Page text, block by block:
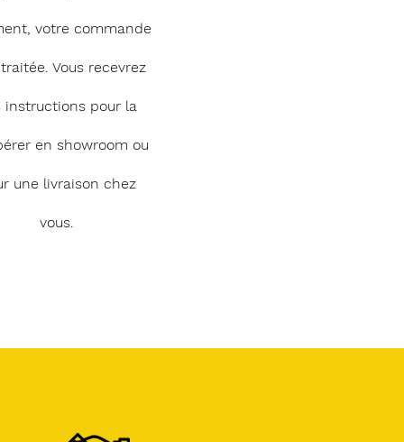
votre commande
Vous recevrez
instructions pour la
en showroom ou
une livraison chez
vous.